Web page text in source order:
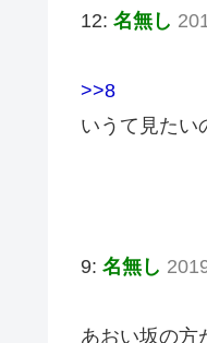
12: 名無し
>>8
いうて見たい
9: 名無し
あおい坂の方